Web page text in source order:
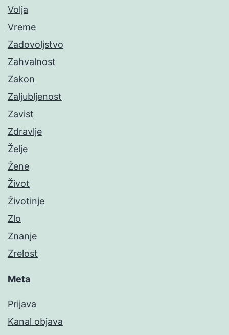
Volja
Vreme
Zadovoljstvo
Zahvalnost
Zakon
Zaljubljenost
Zavist
Zdravlje
Želje
Žene
Život
Životinje
Zlo
Znanje
Zrelost
Meta
Prijava
Kanal objava